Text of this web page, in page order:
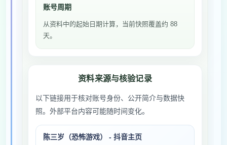
账号周期
从资料中的起始日期计算，当前快照覆盖约 88
天。
资料来源与核验记录
以下链接用于核对账号身份、公开简介与数据快
照。外部平台内容可能随时间变化。
陈三岁（恐怖游戏） - 抖音主页